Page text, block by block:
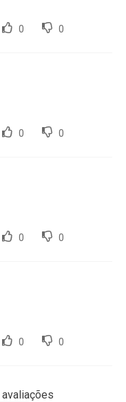
0 0
0 0
0 0
0 0
avaliações